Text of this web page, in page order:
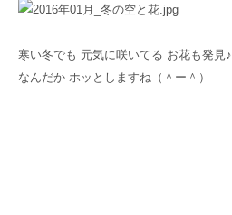
寒い冬でも 元気に咲いてる お花も発見♪
なんだか ホッとしますね（＾ー＾）